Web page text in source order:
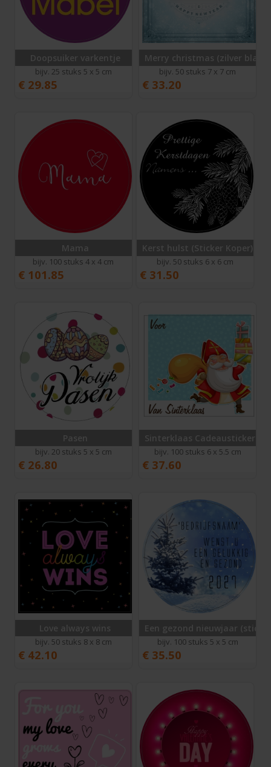
Doopsuiker varkentje
bijv. 25 stuks 5 x 5 cm
€ 29.85
Merry christmas (zilver
bijv. 50 stuks 7 x 7 cm
€ 33.20
Mama
bijv. 100 stuks 4 x 4 cm
€ 101.85
Kerst hulst (Sticker Koper)
bijv. 50 stuks 6 x 6 cm
€ 31.50
Pasen
bijv. 20 stuks 5 x 5 cm
€ 26.80
Sinterklaas Cadeausticker
bijv. 100 stuks 6 x 5.5 cm
€ 37.60
Love always wins
bijv. 50 stuks 8 x 8 cm
€ 42.10
Een gezond nieuwjaar
bijv. 100 stuks 5 x 5 cm
€ 35.50